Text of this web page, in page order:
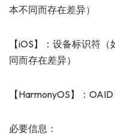
本不同而存在差异）
【iOS】：设备标识符
同而存在差异）
【HarmonyOS】：OAID
必要信息：